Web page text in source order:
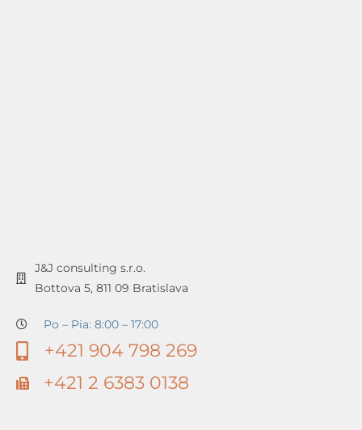
J&J consulting s.r.o.
Bottova 5, 811 09 Bratislava
Po – Pia: 8:00 – 17:00
+421 904 798 269
+421 2 6383 0138